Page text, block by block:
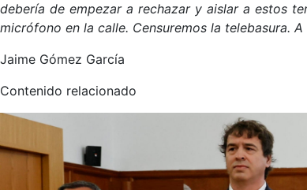
debería de empezar a rechazar y aislar a estos
micrófono en la calle. Censuremos la telebasura.
Jaime Gómez García
Contenido relacionado